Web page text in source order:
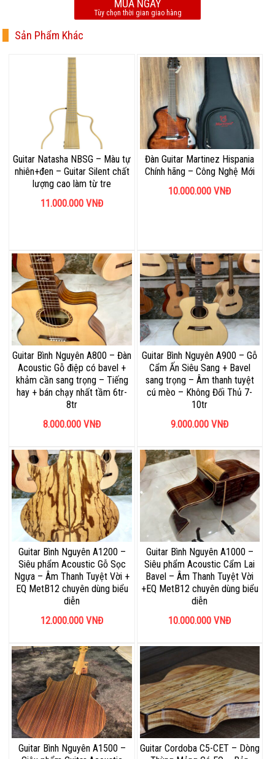
MUA NGAY
Tùy chọn thời gian giao hàng
Sản Phẩm Khác
Guitar Natasha NBSG – Màu tự
nhiên+đen – Guitar Silent chất
lượng cao làm từ tre
11.000.000 VNĐ
Đàn Guitar Martinez Hispania
Chính hãng – Công Nghệ Mới
10.000.000 VNĐ
Guitar Bình Nguyên A800 – Đàn
Acoustic Gỗ điệp có bavel +
khảm cần sang trọng – Tiếng
hay + bán chạy nhất tầm 6tr-
8tr
8.000.000 VNĐ
Guitar Bình Nguyên A900 – Gỗ
Cẩm Ấn Siêu Sang + Bavel
sang trọng – Âm thanh tuyệt
cú mèo – Không Đối Thủ 7-
10tr
9.000.000 VNĐ
Guitar Bình Nguyên A1200 –
Siêu phẩm Acoustic Gỗ Sọc
Ngựa – Âm Thanh Tuyệt Vời +
EQ MetB12 chuyên dùng biểu
diễn
12.000.000 VNĐ
Guitar Bình Nguyên A1000 –
Siêu phẩm Acoustic Cẩm Lai
Bavel – Âm Thanh Tuyệt Vời
+EQ MetB12 chuyên dùng biểu
diễn
10.000.000 VNĐ
Guitar Bình Nguyên A1500 –
Guitar Cordoba C5-CET – Dòng